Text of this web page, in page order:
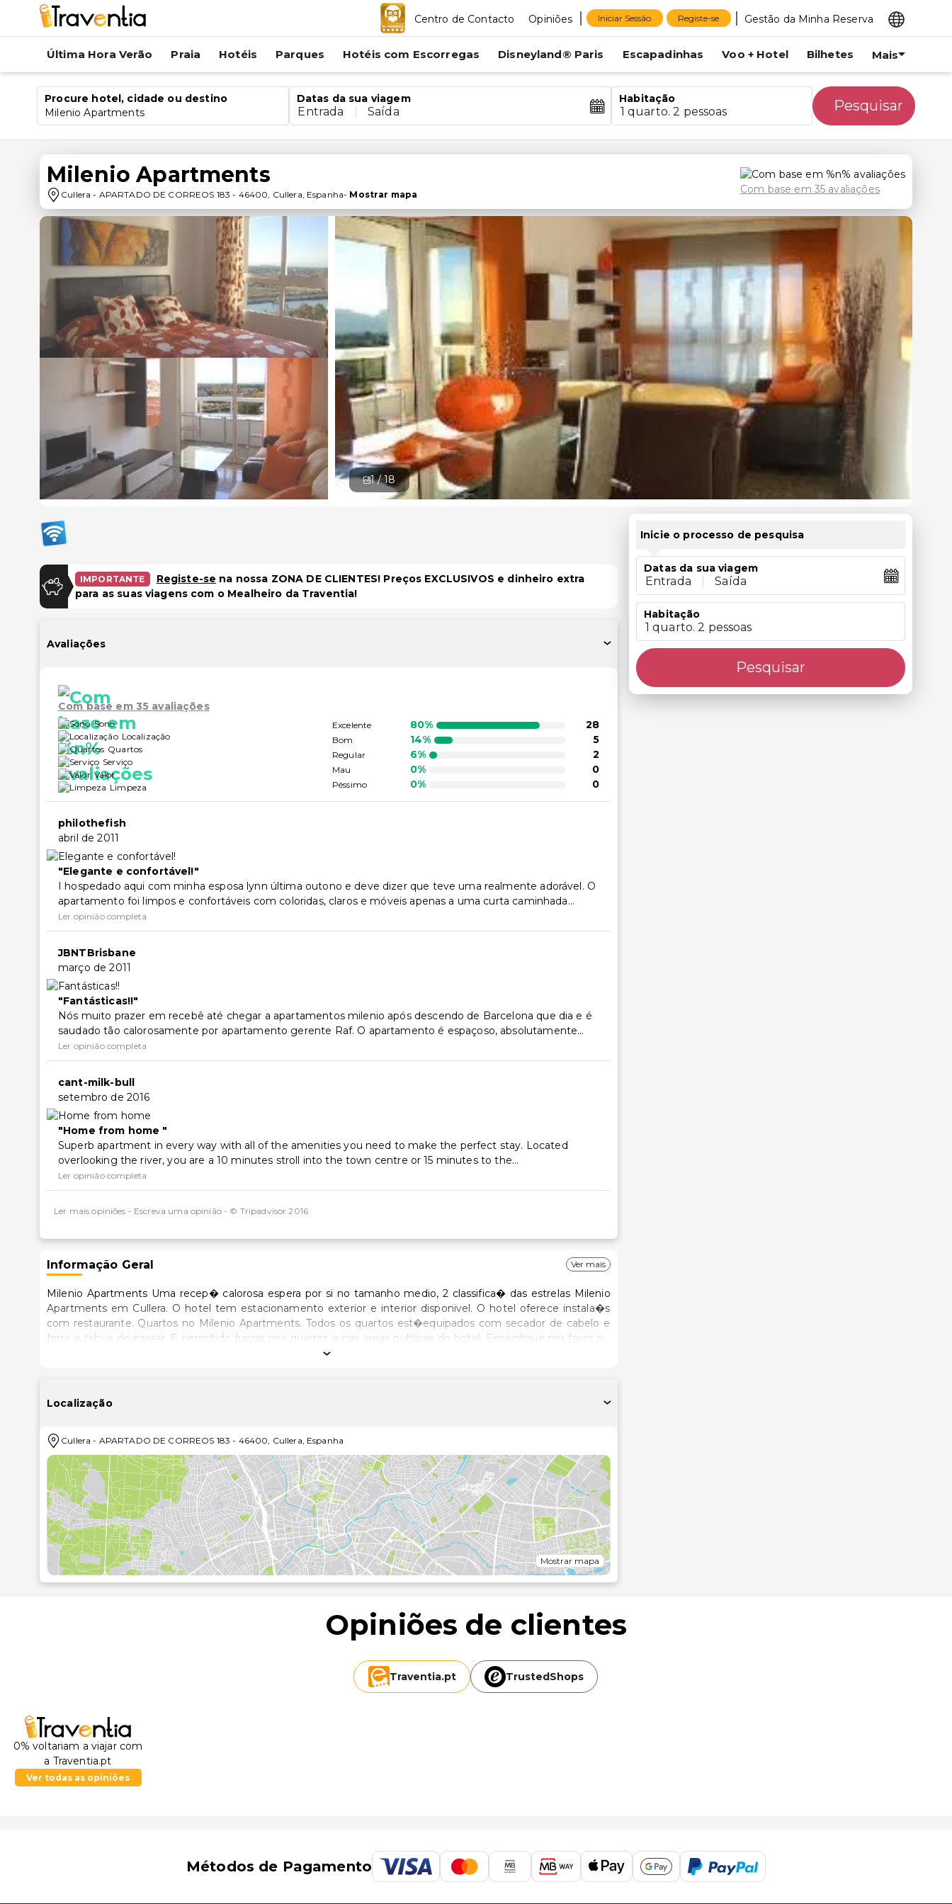
Centro de Contacto Opiniões Iniciar Sessão Registe-se Gestão da Minha Reserva
Última Hora Verão Praia Hotéis Parques Hotéis com Escorregas Disneyland® Paris Escapadinhas Voo + Hotel Bilhetes Mais
Procure hotel, cidade ou destino
Milenio Apartments
Datas da sua viagem
Entrada Saída
Habitação
1 quarto. 2 pessoas Pesquisar
Milenio Apartments
Cullera - APARTADO DE CORREOS 183 - 46400, Cullera, Espanha- Mostrar mapa Com base em 35 avaliações
1 /18
IMPORTANTE Registe-se na nossa ZONA DE CLIENTES! Preços EXCLUSIVOS e dinheiro extra
para as suas viagens com o Mealheiro da Traventia!
Avaliações
Com base em 35 avaliações
Sono
Localização
Quartos
Serviço
Valor
Limpeza
Excelente 80% 28
Bom 14% 5
Regular 6% 2
Mau 0% 0
Péssimo 0% 0
philothefish
abril de 2011
Elegante e confortável!
I hospedado aqui com minha esposa lynn última outono e deve dizer que teve uma realmente adorável. O
apartamento foi limpos e confortáveis com coloridas, claros e móveis apenas a uma curta caminhada...
Ler opinião completa
JBNTBrisbane
março de 2011
Fantásticas!!
Nós muito prazer em recebê até chegar a apartamentos milenio após descendo de Barcelona que dia e é
saudado tão calorosamente por apartamento gerente Raf. O apartamento é espaçoso, absolutamente...
Ler opinião completa
cant-milk-bull
setembro de 2016
Home from home
Superb apartment in every way with all of the amenities you need to make the perfect stay. Located
overlooking the river, you are a 10 minutes stroll into the town centre or 15 minutes to the...
Ler opinião completa
Ler mais opiniões - Escreva uma opinião - © Tripadvisor 2016
Informação Geral Ver mais
Milenio Apartments Uma recep� calorosa espera por si no tamanho medio, 2 classifica� das estrelas Milenio
Apartments em Cullera. O hotel tem estacionamento exterior e interior disponivel. O hotel oferece instala�s
com restaurante. Quartos no Milenio Apartments. Todos os quartos est�equipados com secador de cabelo e
ferro e tabua de passar. E permitido fumar nos quartos e nas areas publicas do hotel. Especifique por favor no
momento da reserva. Os quartos tem wireless internet disponivel. As maquinas de fazer cha e cafe
oferecido pelo hotel.
Localização
Cullera - APARTADO DE CORREOS 183 - 46400, Cullera, Espanha
Mostrar mapa
Inicie o processo de pesquisa
Datas da sua viagem
Entrada Saída
Habitação
1 quarto. 2 pessoas
Pesquisar
Opiniões de clientes
Traventia.pt TrustedShops
0% voltariam a viajar com
a Traventia.pt
Ver todas as opiniões
Métodos de Pagamento